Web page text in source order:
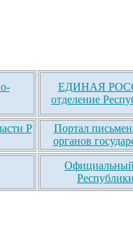
ЕДИНАЯ
отделение
Р
Портал
органов
Официальный